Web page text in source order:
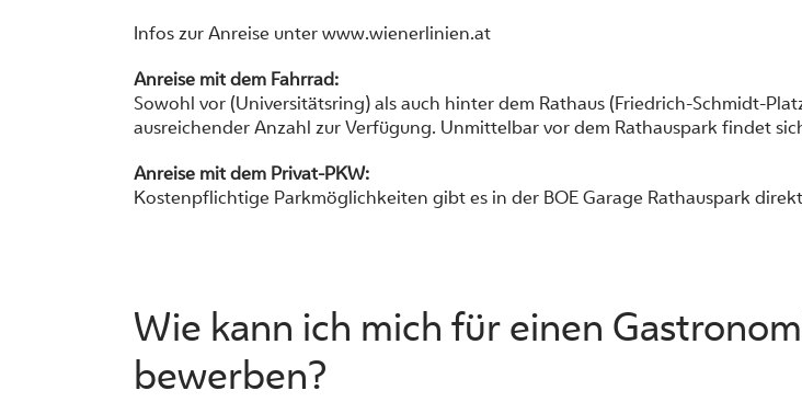
Infos zur Anreise unterwww.wienerlinien.at
Anreise mit dem Fahrrad:
Sowohl vor (Universitätsring) als auch hinter dem Rathaus (Friedrich-Schmidt-
ausreichender Anzahl zur Verfügung. Unmittelbar vor dem Rathauspark findet
Anreise mit dem Privat-PKW:
Kostenpflichtige Parkmöglichkeiten gibt es in der BOE Garage Rathauspark
Wie kann ich mich für einen
bewerben?